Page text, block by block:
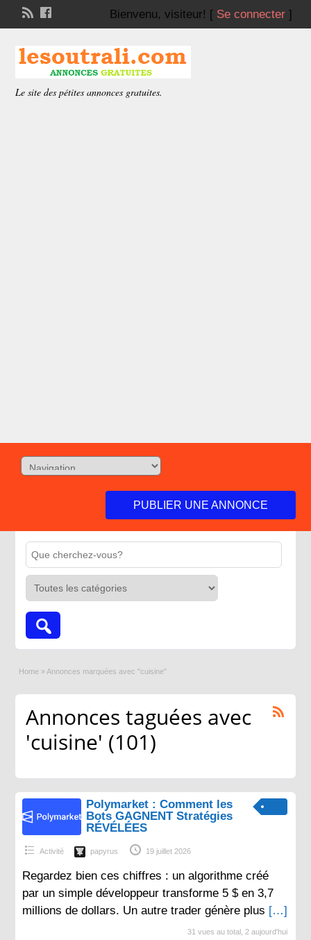
Bienvenu, visiteur! [ Se connecter]
Le site des pétites annonces gratuites.
PUBLIER UNE ANNONCE
Home » Annonces marquées avec "cuisine"
Annonces taguées avec
'cuisine' (101)
Polymarket : Comment les
Bots GAGNENT Stratégies
RÉVÉLÉES
Activité papyrus 19 juillet 2026
Regardez bien ces chiffres : un algorithme créé
par un simple développeur transforme 5 $ en 3,7
millions de dollars. Un autre trader génère plus […]
31 vues au total, 2 aujourd'hui